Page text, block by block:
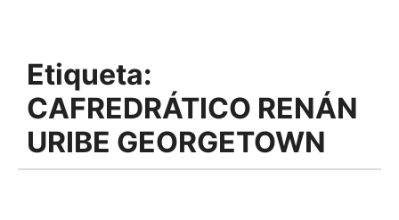
Etiqueta:
CAFREDRÁTICO RENÁN
URIBE GEORGETOWN